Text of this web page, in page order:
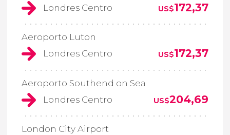
Londres Centro
US$172,37
Aeroporto Luton
Londres Centro
US$172,37
Aeroporto Southend on Sea
Londres Centro
US$204,69
London City Airport